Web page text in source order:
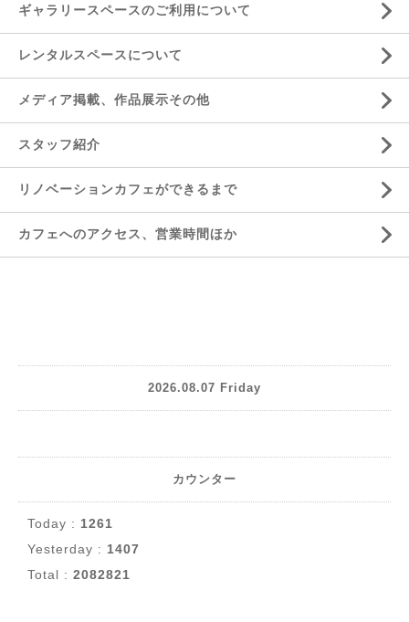
ギャラリースペースのご利用について
レンタルスペースについて
メディア掲載、作品展示その他
スタッフ紹介
リノベーションカフェができるまで
カフェへのアクセス、営業時間ほか
2026.08.07 Friday
カウンター
Today : 1261
Yesterday : 1407
Total : 2082821